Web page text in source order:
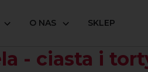
O NAS SKLEP
- ciasta i